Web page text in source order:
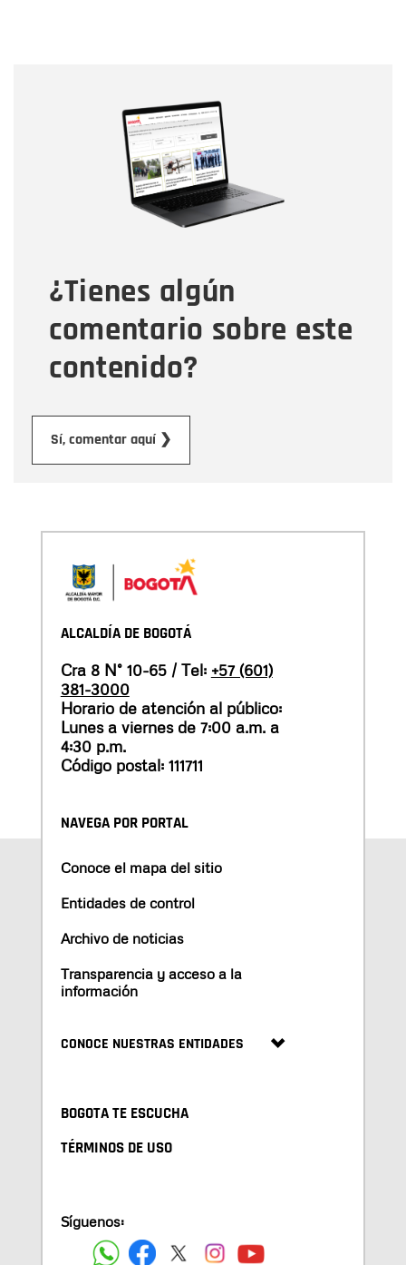
¿Tienes algún
comentario sobre este
contenido?
Sí, comentar aquí ❯
Correo electrónico
Tipo de comentario
Mensaje
ALCALDÍA DE BOGOTÁ
Cra 8 N° 10-65 / Tel: +57 (601)
381-3000
Horario de atención al público:
Lunes a viernes de 7:00 a.m. a
4:30 p.m.
Código postal: 111711
NAVEGA POR PORTAL
Conoce el mapa del sitio
Entidades de control
Archivo de noticias
Transparencia y acceso a la
información
CONOCE NUESTRAS ENTIDADES
BOGOTA TE ESCUCHA
TÉRMINOS DE USO
Síguenos: